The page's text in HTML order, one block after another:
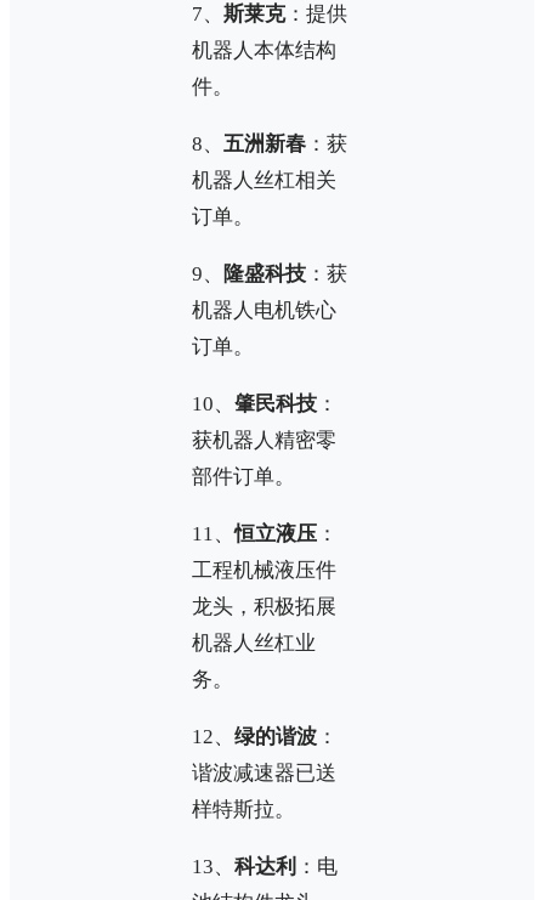
7、 斯莱克：提供
机器人本体结构
件。
8、 五洲新春 ：获
机器人丝杠相关
订单。
9、 隆盛科技 ：获
机器人电机铁心
订单。
10、 肇民科技 ：
获机器人精密零
部件订单。
11、恒立液压 ：
工程机械液压件
龙头，积极拓展
机器人丝杠业
务。
12、 绿的谐波 ：
谐波减速器已送
样特斯拉。
13、 科达利 ：电